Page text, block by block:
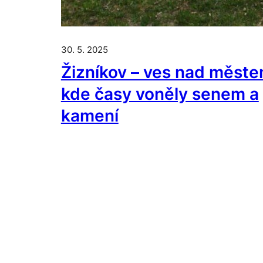
30. 5. 2025
Žizníkov – ves nad
kde časy voněly senem a
kamení